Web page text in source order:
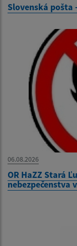
Slovenská pošta
06.08.2026
OR HaZZ Stará
nebezpečenstva